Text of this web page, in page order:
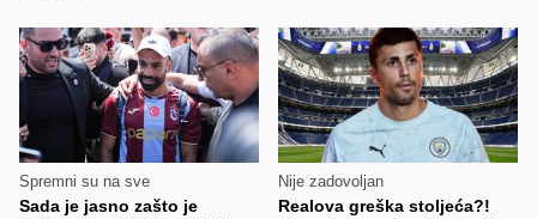
Spremni su na sve
Sada je jasno zašto je
Nije zadovoljan
Realova greška stoljeća?!